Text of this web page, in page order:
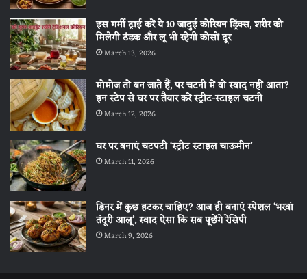
इस गर्मी ट्राई करें ये 10 जादुई कोरियन ड्रिंक्स, शरीर को
मिलेगी ठंडक और लू भी रहेगी कोसों दूर
March 13, 2026
मोमोज तो बन जाते हैं, पर चटनी में वो स्वाद नहीं आता?
इन स्टेप से घर पर तैयार करें स्ट्रीट-स्टाइल चटनी
March 12, 2026
घर पर बनाएं चटपटी ‘स्ट्रीट स्टाइल चाऊमीन’
March 11, 2026
डिनर में कुछ हटकर चाहिए? आज ही बनाएं स्पेशल ‘भरवां
तंदूरी आलू’, स्वाद ऐसा कि सब पूछेंगे रेसिपी
March 9, 2026